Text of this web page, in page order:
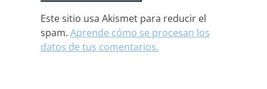
Este sitio usa Akismet para reducir el
spam. Aprende cómo se procesan los
datos de tus comentarios.